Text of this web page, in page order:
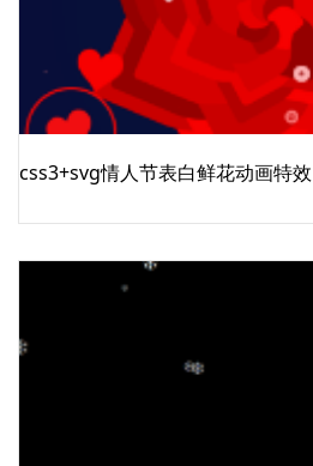
css3+svg情人节表白鲜花动画特效